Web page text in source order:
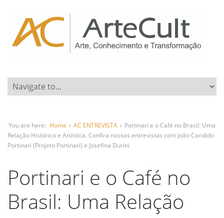
You are here: Home › AC ENTREVISTA › Portinari e o Café no Brasil: Uma
Relação Histórica e Artística. Confira nossas entrevistas com João Candido
Portinari (Projeto Portinari) e Josefina Durini
Portinari e o Café no
Brasil: Uma Relação